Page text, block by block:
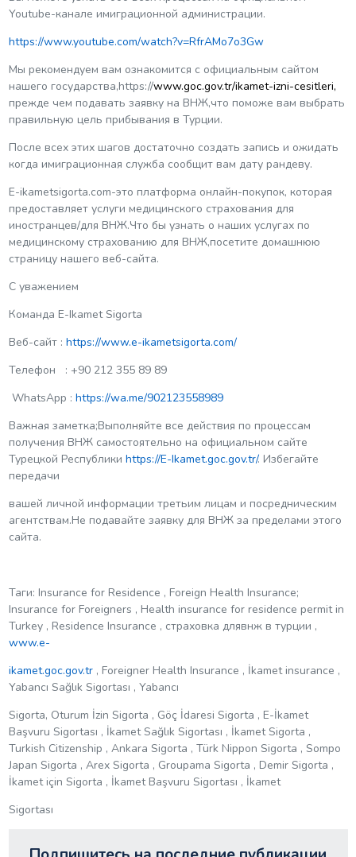
Youtube-канале имиграционной администрации.
https://www.youtube.com/watch?v=RfrAMo7o3Gw
Мы рекомендуем вам ознакомится с официальным сайтом
нашего государства,https://www.goc.gov.tr/ikamet-izni-cesitleri,
прежде чем подавать заявку на ВНЖ,что поможе вам выбрать
правильную цель прибывания в Турции.
После всех этих шагов достаточно создать запись и ожидать
когда имиграционная служба сообщит вам дату рандеву.
E-ikametsigorta.com-это платформа онлайн-покупок, которая
предоставляет услуги медицинского страхования для
иностранцев/для ВНЖ.Что бы узнать о наших услугах по
медицинскому страхованию для ВНЖ,посетите домашнюю
страницу нашего веб-сайта.
С уважением
Команда E-Ikamet Sigorta
Веб-сайт : https://www.e-ikametsigorta.com/
Телефон : +90 212 355 89 89
WhatsApp : https://wa.me/902123558989
Важная заметка;Выполняйте все действия по процессам
получения ВНЖ самостоятельно на официальном сайте
Турецкой Республики https://E-Ikamet.goc.gov.tr/. Избегайте
передачи
вашей личной информации третьим лицам и посредническим
агентствам.Не подавайте заявку для ВНЖ за пределами этого
сайта.
Таги: Insurance for Residence , Foreign Health Insurance;
Insurance for Foreigners , Health insurance for residence permit in
Turkey , Residence Insurance , страховка длявнж в турции ,
www.e-
ikamet.goc.gov.tr , Foreigner Health Insurance , İkamet insurance ,
Yabancı Sağlık Sigortası , Yabancı
Sigorta, Oturum İzin Sigorta , Göç İdaresi Sigorta , E-İkamet
Başvuru Sigortası , İkamet Sağlık Sigortası , İkamet Sigorta ,
Turkish Citizenship , Ankara Sigorta , Türk Nippon Sigorta , Sompo
Japan Sigorta , Arex Sigorta , Groupama Sigorta , Demir Sigorta ,
İkamet için Sigorta , İkamet Başvuru Sigortası , İkamet
Sigortası